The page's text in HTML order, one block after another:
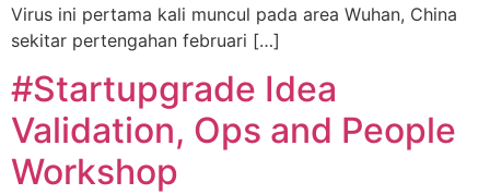
Virus ini pertama kali muncul pada area Wuhan, China
sekitar pertengahan februari […]
#Startupgrade Idea
Validation, Ops and People
Workshop